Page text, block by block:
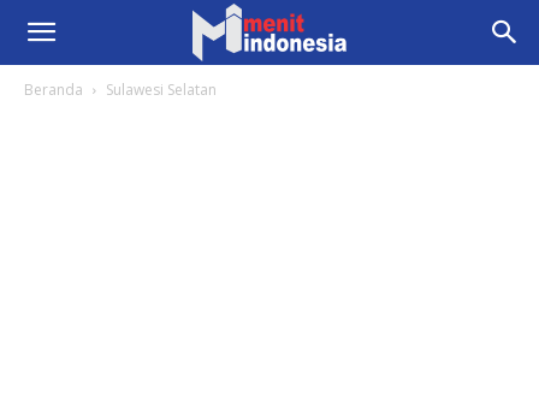
Beranda Sulawesi Selatan